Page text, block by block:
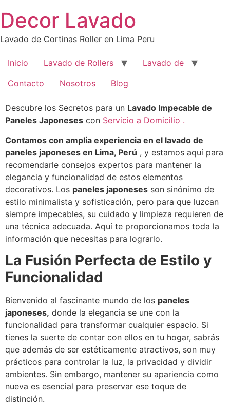
al
contenido
Decor Lavado
Lavado de Cortinas Roller en Lima Peru
Inicio Lavado de Rollers
Lavado de
Contacto
Nosotros Blog
Descubre los Secretos para un Lavado Impecable de
Paneles Japoneses con Servicio a Domicilio .
Contamos con amplia experiencia en el lavado de
paneles japoneses en Lima, Perú , y estamos aquí para
recomendarle consejos expertos para mantener la
elegancia y funcionalidad de estos elementos
decorativos. Los paneles japoneses son sinónimo de
estilo minimalista y sofisticación, pero para que luzcan
siempre impecables, su cuidado y limpieza requieren de
una técnica adecuada. Aquí te proporcionamos toda la
información que necesitas para lograrlo.
La Fusión Perfecta de Estilo y
Funcionalidad
Bienvenido al fascinante mundo de los paneles
japoneses, donde la elegancia se une con la
funcionalidad para transformar cualquier espacio. Si
tienes la suerte de contar con ellos en tu hogar, sabrás
que además de ser estéticamente atractivos, son muy
prácticos para controlar la luz, la privacidad y dividir
ambientes. Sin embargo, mantener su apariencia como
nueva es esencial para preservar ese toque de
distinción.